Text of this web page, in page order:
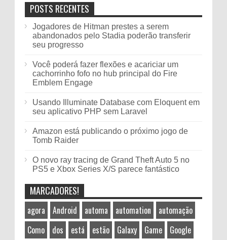
POSTS RECENTES
Jogadores de Hitman prestes a serem
abandonados pelo Stadia poderão transferir
seu progresso
Você poderá fazer flexões e acariciar um
cachorrinho fofo no hub principal do Fire
Emblem Engage
Usando Illuminate Database com Eloquent em
seu aplicativo PHP sem Laravel
Amazon está publicando o próximo jogo de
Tomb Raider
O novo ray tracing de Grand Theft Auto 5 no
PS5 e Xbox Series X/S parece fantástico
MARCADORES!
agora Android automa automation
automação
Como
dos está estão Galaxy Game
Google